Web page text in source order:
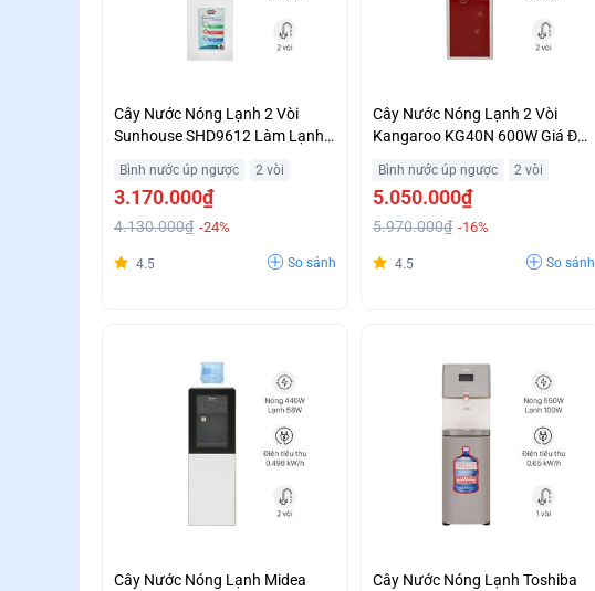
Cây Nước Nóng Lạnh 2 Vòi
Sunhouse SHD9612 Làm Lạnh
Bình nước úp ngược 2 vòi
3.170.000₫
4.130.000₫ -24%
4.5 So sánh
Cây Nước Nóng Lạnh 2 Vòi
Kangaroo KG40N 600W Giá Đặc
Bình nước úp ngược 2 vòi
5.050.000₫
5.970.000₫ -16%
4.5 So sánh
Cây Nước Nóng Lạnh Midea
Cây Nước Nóng Lạnh Toshiba